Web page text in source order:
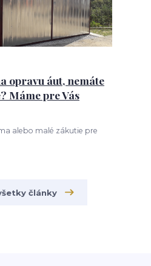
opravu áut, nemáte
Máme pre Vás
alebo malé zákutie pre
články